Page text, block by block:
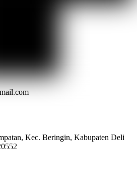
Kec. Beringin, Kabupaten Deli